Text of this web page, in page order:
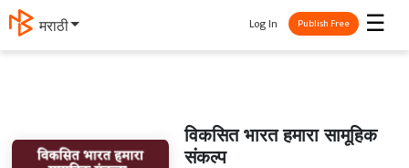
मराठी ☰
Log In Publish Free
विकसित भारत हमारा सामूहिक
संकल्प